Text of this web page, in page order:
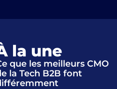
la une
que les meilleurs CMO
la Tech B2B font